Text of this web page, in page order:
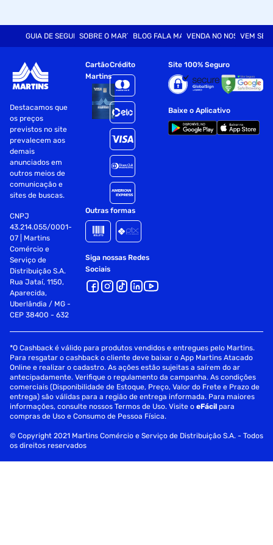
GUIA DE SEGURANÇASOBRE O MARTINSBLOG FALA MARTVENDA NO NOSSO SITE
VEM SER
Destacamos que
os preços
previstos no site
prevalecem aos
demais
anunciados em
outros meios de
comunicação e
sites de buscas.
CNPJ
43.214.055/0001-
07 | Martins
Comércio e
Serviço de
Distribuição S.A.
Rua Jataí, 1150,
Aparecida,
Uberlândia / MG -
CEP 38400 - 632
Cartão
Martins
Crédito
Outras formas
Siga nossas Redes
Sociais
Site 100% Seguro
Baixe o Aplicativo
*O Cashback é válido para produtos vendidos e entregues pelo Martins.
Para resgatar o cashback o cliente deve baixar o App Martins Atacado
Online e realizar o cadastro. As ações estão sujeitas a saírem do ar
antecipadamente. Verifique o regulamento da campanha. As condições
comerciais (Disponibilidade de Estoque, Preço, Valor do Frete e Prazo de
entrega) são válidas para a região de entrega informada. Para maiores
informações, consulte nossos Termos de Uso. Visite oeFácil para
compras de Uso e Consumo de Pessoa Física.
© Copyright 2021 Martins Comércio e Serviço de Distribuição S.A. - Todos
os direitos reservados